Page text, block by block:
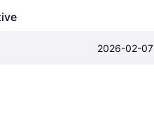
2026-02-07